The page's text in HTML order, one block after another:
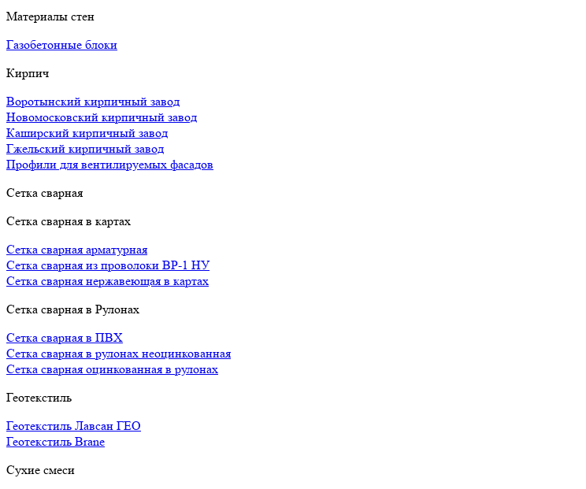
Материалы стен
Газобетонные блоки
Кирпич
Воротынский кирпичный завод
Новомосковский кирпичный завод
Каширский кирпичный завод
Гжельский кирпичный завод
Профили для вентилируемых фасадов
Сетка сварная
Сетка сварная в картах
Сетка сварная арматурная
Сетка сварная из проволоки ВР-1 НУ
Сетка сварная нержавеющая в картах
Сетка сварная в Рулонах
Сетка сварная в ПВХ
Сетка сварная в рулонах неоцинкованная
Сетка сварная оцинкованная в рулонах
Геотекстиль
Геотекстиль Лавсан ГЕО
Геотекстиль Brane
Сухие смеси